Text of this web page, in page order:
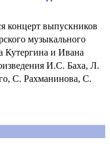
концерт выпускников
музыкального
и Ивана
И.С. Баха, Л.
С. Рахманинова, С.